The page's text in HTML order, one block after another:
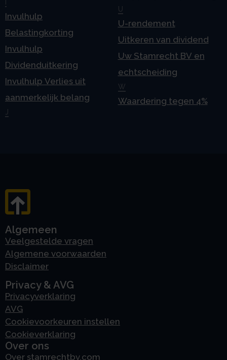
Invulhulp
Belastingkorting
Invulhulp
Dividenduitkering
Invulhulp Verlies uit
aanmerkelijk belang
U
U-rendement
Uitkeren van dividend
Uw Stamrecht BV en
echtscheiding
W
Waardering tegen 4%
Algemeen
Veelgestelde vragen
Algemene voorwaarden
Disclaimer
Privacy & AVG
Privacyverklaring
AVG
Cookievoorkeuren instellen
Cookieverklaring
Over ons
Over stamrechtbv.com